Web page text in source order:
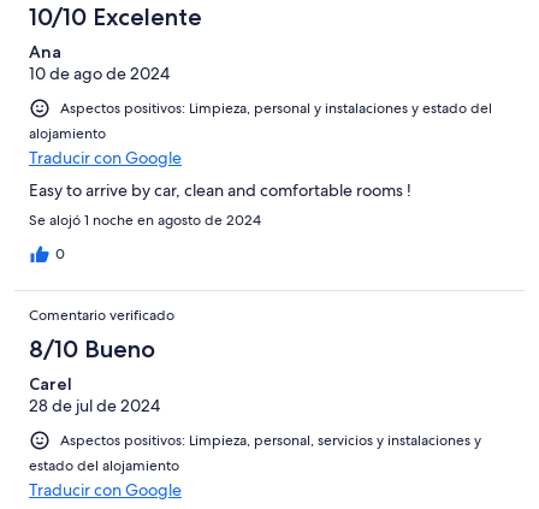
10/10 Excelente
Ana
10 de ago de 2024
Aspectos positivos: Limpieza, personal y instalaciones y estado del
alojamiento
Traducir con Google
Easy to arrive by car, clean and comfortable rooms !
Se alojó 1 noche en agosto de 2024
0
Comentario verificado
8/10 Bueno
Carel
28 de jul de 2024
Aspectos positivos: Limpieza, personal, servicios y instalaciones y
estado del alojamiento
Traducir con Google